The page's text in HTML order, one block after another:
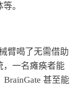
。
臂喝了无需借助
，一名瘫痪者能
甚至能